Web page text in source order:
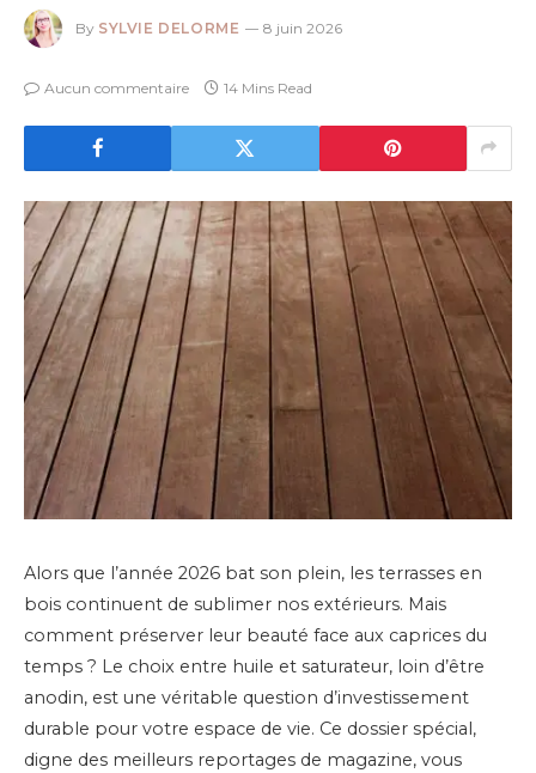
By SYLVIE DELORME 8 juin 2026
Aucun commentaire 14 Mins Read
Alors que l’année 2026 bat son plein, les terrasses en
bois continuent de sublimer nos extérieurs. Mais
comment préserver leur beauté face aux caprices du
temps ? Le choix entre huile et saturateur, loin d’être
anodin, est une véritable question d’investissement
durable pour votre espace de vie. Ce dossier spécial,
digne des meilleurs reportages de magazine, vous